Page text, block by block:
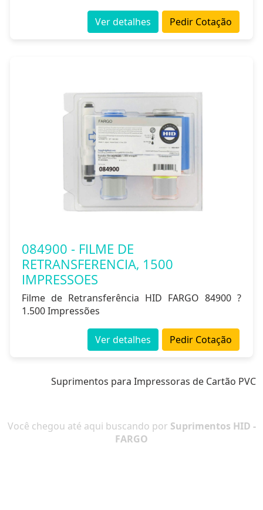
Pedir Cotação
Ver detalhes
084900 - FILME DE
RETRANSFERENCIA, 1500
IMPRESSOES
Filme de Retransferência HID FARGO 84900 ?
1.500 Impressões
Pedir Cotação
Ver detalhes
Suprimentos para Impressoras de Cartão PVC
Você chegou até aqui buscando por Suprimentos HID -
FARGO